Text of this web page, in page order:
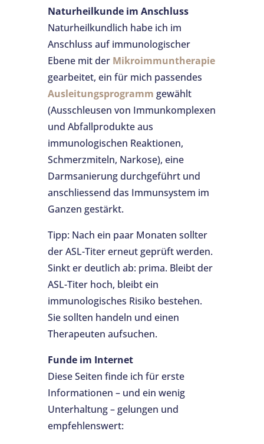
Naturheilkunde im Anschluss
Naturheilkundlich habe ich im
Anschluss auf immunologischer
Ebene mit der Mikroimmuntherapie
gearbeitet, ein für mich passendes
Ausleitungsprogramm gewählt
(Ausschleusen von Immunkomplexen
und Abfallprodukte aus
immunologischen Reaktionen,
Schmerzmiteln, Narkose), eine
Darmsanierung durchgeführt und
anschliessend das Immunsystem im
Ganzen gestärkt.
Tipp: Nach ein paar Monaten sollter
der ASL-Titer erneut geprüft werden.
Sinkt er deutlich ab: prima. Bleibt der
ASL-Titer hoch, bleibt ein
immunologisches Risiko bestehen.
Sie sollten handeln und einen
Therapeuten aufsuchen.
Funde im Internet
Diese Seiten finde ich für erste
Informationen – und ein wenig
Unterhaltung – gelungen und
empfehlenswert: